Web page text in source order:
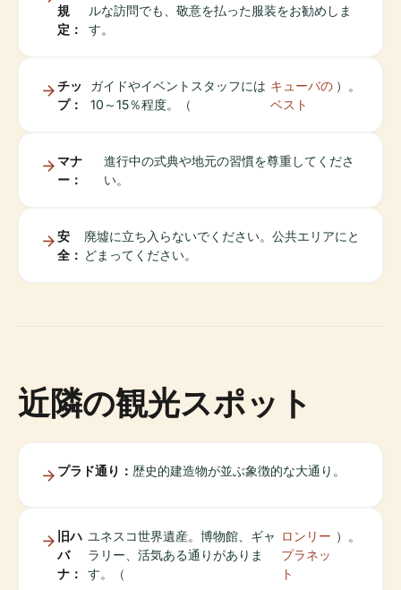
規
定：
ルな訪問でも、敬意を払った服装をお勧めしま
す。
チッ
プ：
ガイドやイベントスタッフには
10～15％程度。（
キューバの
ベスト
）。
マナ
ー：
進行中の式典や地元の習慣を尊重してくださ
い。
安
全：
廃墟に立ち入らないでください。公共エリアにと
どまってください。
近隣の観光スポット
プラド通り： 歴史的建造物が並ぶ象徴的な大通り。
旧ハ
バ
ナ：
ユネスコ世界遺産。博物館、ギャ
ラリー、活気ある通りがありま
す。（
ロンリー
プラネッ
ト
）。